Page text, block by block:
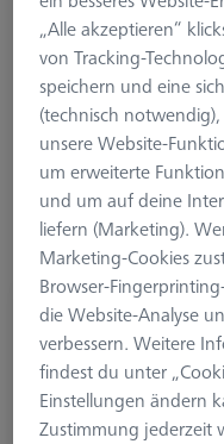
Hier finden sich
verwendet werden,
(und damit zur
beitragen. Mit den
sowohl der
von bestimmten
Aufbewahrungsbox
626170-0011-657
„Alle akzeptieren“
von Tracking-
speichern und eine
(technisch
unsere Website-
um erweiterte
und um auf deine
liefern (Marketing).
Marketing-Cookies
Browser-
die Website-Analyse
verbessern. Weitere
findest du unter
Einstellungen ändern
Zustimmung jederzeit